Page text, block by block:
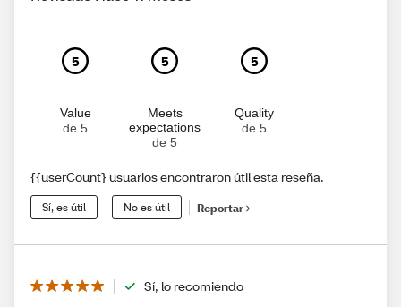
5
Value
de 5
5
Meets
expectations
de 5
5
Quality
de 5
{{userCount} usuarios encontraron útil esta reseña.
Sí, es útil No es útil Reportar
Sí, lo recomiendo